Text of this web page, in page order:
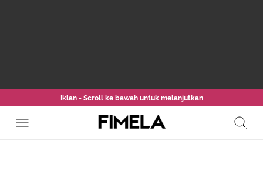
Iklan - Scroll ke bawah untuk melanjutkan